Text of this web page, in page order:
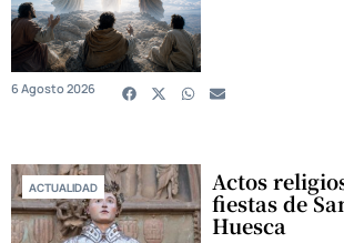
6 Agosto 2026
ACTUALIDAD Actos
fiestas de
Huesca